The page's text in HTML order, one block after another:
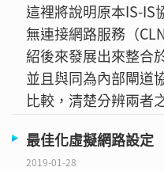
這裡將說明原本IS-IS
無連接網路服務（
紹後來發展出來整合
並且與同為內部閘道
比較，清楚分辨兩者
最佳化虛擬網路設
2019-01-28